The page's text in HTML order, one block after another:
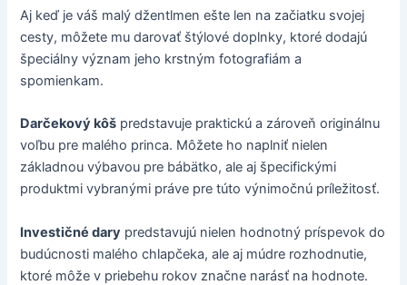
Aj keď je váš malý džentlmen ešte len na začiatku svojej
cesty, môžete mu darovať štýlové doplnky, ktoré dodajú
špeciálny význam jeho krstným fotografiám a
spomienkam.
Darčekový kôš predstavuje praktickú a zároveň originálnu
voľbu pre malého princa. Môžete ho naplniť nielen
základnou výbavou pre bábätko, ale aj špecifickými
produktmi vybranými práve pre túto výnimočnú príležitosť.
Investičné dary predstavujú nielen hodnotný príspevok do
budúcnosti malého chlapčeka, ale aj múdre rozhodnutie,
ktoré môže v priebehu rokov značne narásť na hodnote.